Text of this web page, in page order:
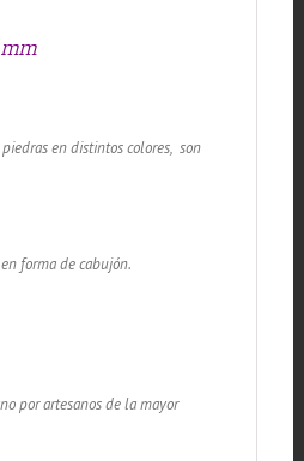
en distintos colores, son
forma de cabujón.
por artesanos de la mayor